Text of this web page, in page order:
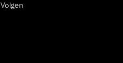
Volgen